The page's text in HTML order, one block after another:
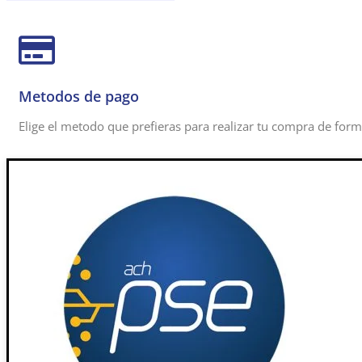
Metodos de pago
Elige el metodo que prefieras para realizar tu compra de